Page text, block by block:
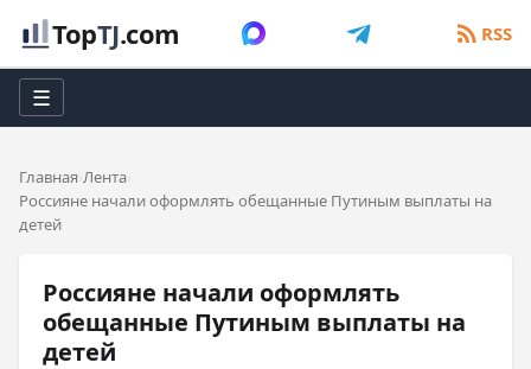
TopTJ.com RSS
☰
Главная Лента
Россияне начали оформлять обещанные Путиным выплаты на
детей
Россияне начали оформлять
обещанные Путиным выплаты на
детей